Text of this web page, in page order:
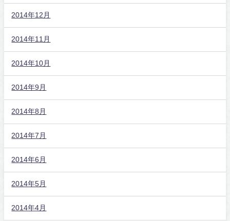
2014年12月
2014年11月
2014年10月
2014年9月
2014年8月
2014年7月
2014年6月
2014年5月
2014年4月